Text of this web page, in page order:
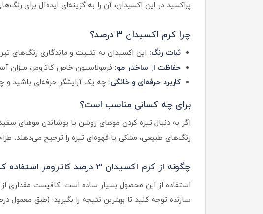
پراکسید در این اکسیدان، آن را به گزینه‌ای ایده‌آل برای
چرا کرم اکسیدان 3 درصد؟
ثبات رنگ: این اکسیدان به تثبیت و ماندگاری رنگ‌های
حفاظت از ساختار مو: فرمولاسیون خاص کاترومر،
کاربرد حرفه‌ای و خانگی: چه یک آرایشگر حرفه‌ای باشید و
برای چه کسانی مناسب است؟
رنگ‌های طبیعی، مشکی یا قهوه‌ای تیره را ترجیح می‌دهند،
چگونه از کرم اکسیدان 3 درصد کاترومر استفاده کنم؟
استفاده از این محصول بسیار ساده است. کافیست مقداری
سازنده توجه کنید تا بهترین نتیجه را بگیرید. (طبق معمول درصد 1 رنگ به 1.5 اکسیدان و زمان 20 الی 40 دقیقه طبق نیاز موهای